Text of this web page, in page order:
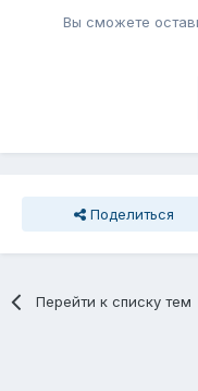
Вы сможете
Поделиться
Перейти к списку тем